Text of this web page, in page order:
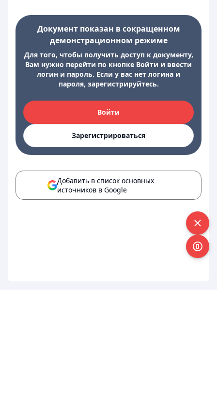
Документ показан в сокращенном
демонстрационном режиме
Для того, чтобы получить доступ к документу,
Вам нужно перейти по кнопке Войти и ввести
логин и пароль. Если у вас нет логина и
пароля, зарегистрируйтесь.
Войти
Зарегистрироваться
Добавить в список основных
источников в Google